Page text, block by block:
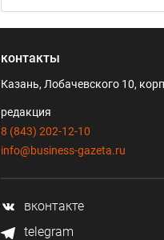
контакты
Казань, Лобачевского 10,
редакция
8 (843) 202-12-10
info@business-gazeta.ru
вконтакте
telegram